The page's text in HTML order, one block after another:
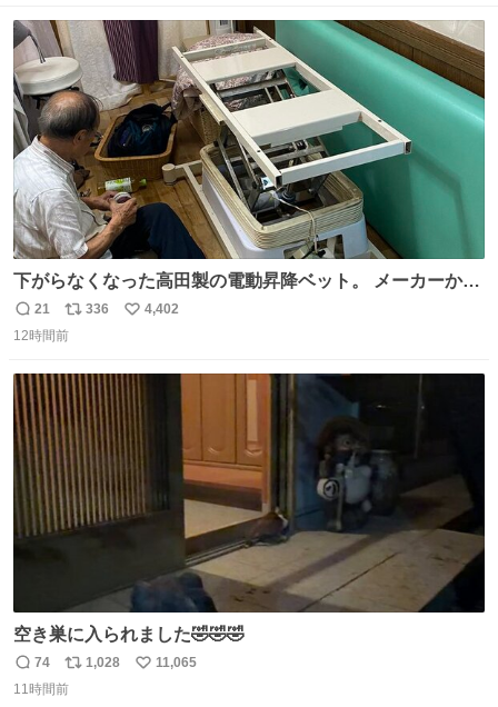
ト
数
数
下がらなくなった高田製の電動昇降ベット。 メーカーから
は、完全に見放されたんですが、 見事に85歳の父が治しま
した。 うちの父は、トヨタカローラのボディをオート生産
の配線をハンダで修理している横で、
返
信
21
リ
ポ
ト
数
336
い
数
4,402
12時間前
空き巣に入られました🤣🤣🤣
返
信
74
リ
ポ
1,028
い
11,065
11時間前